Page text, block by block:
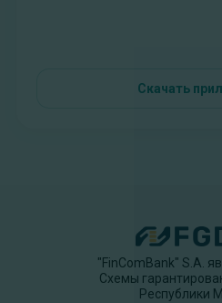
Скачать
"FinComBank" S.A.
Схемы
Республики